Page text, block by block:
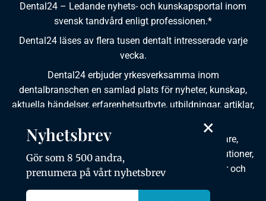
Dental24 – Ledande nyhets- och kunskapsportal inom
svensk tandvård enligt professionen.*
Dental24 läses av flera tusen dentalt intresserade varje
vecka.
Dental24 erbjuder yrkesverksamma inom
dentalbranschen en samlad plats för nyheter, kunskap,
aktuella händelser, erfarenhetsutbyte, utbildningar, artiklar,
Dental24 produceras i samverkan med tandläkare,
tandhygienister, tandsköterskor, tandtekniker, institutioner,
kursgivare, föreningar, organisationer, leverantörer och
×
Nyhetsbrev
Gör som 8 500 andra,
prenumera på vårt nyhetsbrev